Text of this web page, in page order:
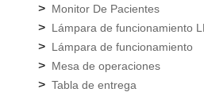
> Monitor De Pacientes
> Lámpara de funcionamiento
> Lámpara de funcionamiento
> Mesa de operaciones
> Tabla de entrega